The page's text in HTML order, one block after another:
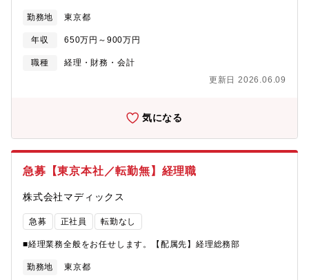
あり、チャレンジし、自身を成長させることが可能な環境となっ
だく事も出来ますし、財務プラットフォーム（財務本部）内の別
チーム（連結、税務、財務、企画、IRなど）、国内子会社への派
をしていただく事が可能です。【雇用条件】■在籍企業 日清
最適化◆経営の意思決定を支える分析と提言 ・各事業のPL／BS
／CF／KPIの分析と改善提案 ・経営層へのレポーティング、お
よび意思決定支援 ・グループ全体の事業計画策定と運用◆管理
会計の整備と運用 ・管理会計の仕組み化、課題抽出と改善 ・
の推進 ・M&A戦略立案からDD・PMIまでのプロセス統括 ・新
とマネジメント ・財務チームのマネジメント（メンバー1～3
名） ・業務マニュアル整備・標準化など、属人化解消と強い組
織づくり ・将来的にはCFOとしての統括を期待
人事部公式noteはこちら→https://note.c-nextage.com/■あきらめ
ずに挑戦する文化で社会にチャンスを届ける。 「100事業創出」
への道のり（専務取締役 片桐 直也）
→https://youtu.be/GzS0dMdM53o■「攻めのコーポレート」で
100事業創出を支える！経営を支える仲間とは。（コーポレート部
ゼネラルマネージャー 神浦 瞳）
→https://youtu.be/ak4MwfEf4P0?si=9DUaaUew0vPeIwQR
財務マネジャーのミッション￣￣￣￣￣￣￣￣￣￣￣￣￣￣￣￣
勤務地 東京都
年収 650万円～900万円
職種
経理・財務・会計
更新日 2026.06.09
気になる
急募【東京本社／転勤無】経理職
株式会社マディックス
急募 正社員 転勤なし
■経理業務全般をお任せします。【配属先】経理総務部
勤務地 東京都